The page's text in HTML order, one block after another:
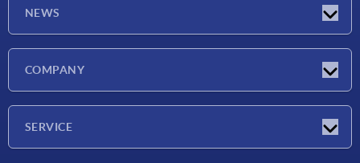
NEWS
COMPANY
SERVICE